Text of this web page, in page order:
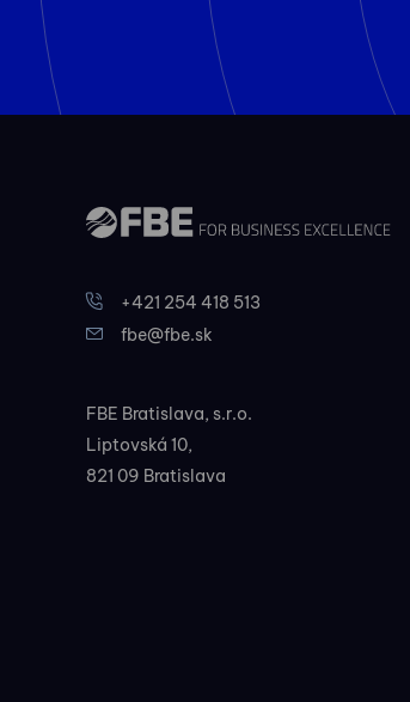
+421 254 418 513
fbe@fbe.sk
FBE Bratislava, s.r.o.
Liptovská 10,
821 09 Bratislava